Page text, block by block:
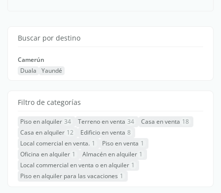
Buscar por destino
Camerún
Duala
Yaundé
Filtro de categorías
Piso en alquiler 34 Terreno en venta 34 Casa en venta 18
Casa en alquiler 12 Edificio en venta 8
Local comercial en venta. 1 Piso en venta 1
Oficina en alquiler 1 Almacén en alquiler 1
Local commercial en venta o en alquiler 1
Piso en alquiler para las vacaciones 1